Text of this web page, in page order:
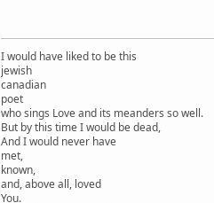
I would have liked to be this
jewish
canadian
poet
who sings Love and its meanders so well.
But by this time I would be dead,
And I would never have
met,
known,
and, above all, loved
You.